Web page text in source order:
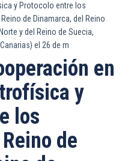
y Protocolo entre los
de Dinamarca, del Reino
y del Reino de Suecia,
el 26 de m
en
y
los
de